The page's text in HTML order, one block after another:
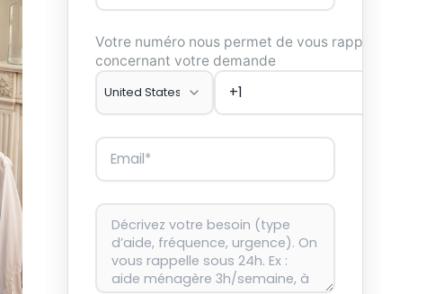
Votre numéro nous permet de vous rappeler
concernant votre demande